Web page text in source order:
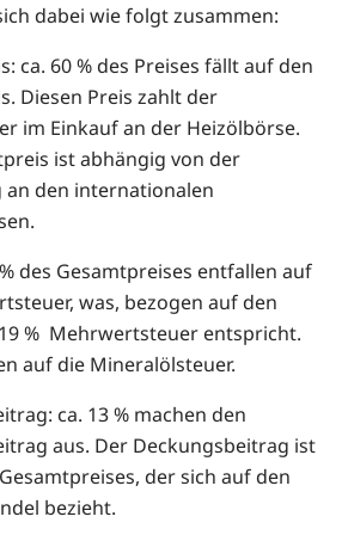
dabei wie folgt zusammen:
ca. 60 % des Preises fällt auf den
Diesen Preis zahlt der
im Einkauf an der Heizölbörse.
ist abhängig von der
an den internationalen
des Gesamtpreises entfallen auf
was, bezogen auf den
% Mehrwertsteuer entspricht.
auf die Mineralölsteuer.
ca. 13 % machen den
aus. Der Deckungsbeitrag ist
der sich auf den
bezieht.